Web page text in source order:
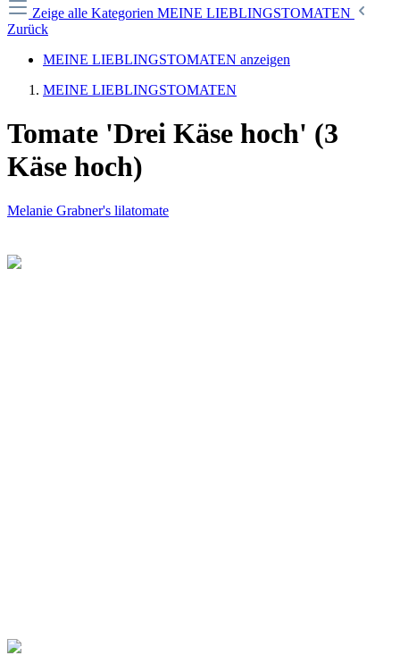
Zeige alle Kategorien MEINE LIEBLINGSTOMATEN
Zurück
MEINE LIEBLINGSTOMATEN anzeigen
MEINE LIEBLINGSTOMATEN
Tomate 'Drei Käse hoch' (3
Käse hoch)
Melanie Grabner's lilatomate